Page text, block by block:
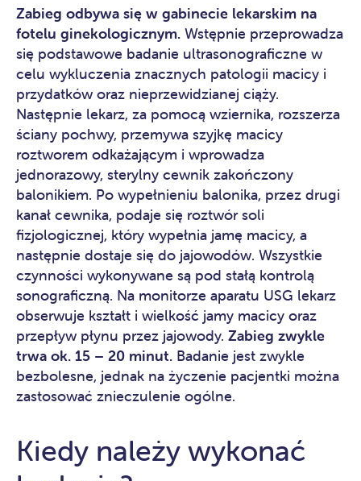
Zabieg odbywa się w gabinecie lekarskim na
fotelu ginekologicznym. Wstępnie przeprowadza
się podstawowe badanie ultrasonograficzne w
celu wykluczenia znacznych patologii macicy i
przydatków oraz nieprzewidzianej ciąży.
Następnie lekarz, za pomocą wziernika, rozszerza
ściany pochwy, przemywa szyjkę macicy
roztworem odkażającym i wprowadza
jednorazowy, sterylny cewnik zakończony
balonikiem. Po wypełnieniu balonika, przez drugi
kanał cewnika, podaje się roztwór soli
fizjologicznej, który wypełnia jamę macicy, a
następnie dostaje się do jajowodów. Wszystkie
czynności wykonywane są pod stałą kontrolą
sonograficzną. Na monitorze aparatu USG lekarz
obserwuje kształt i wielkość jamy macicy oraz
przepływ płynu przez jajowody. Zabieg zwykle
trwa ok. 15 – 20 minut. Badanie jest zwykle
bezbolesne, jednak na życzenie pacjentki można
zastosować znieczulenie ogólne.
Kiedy należy wykonać